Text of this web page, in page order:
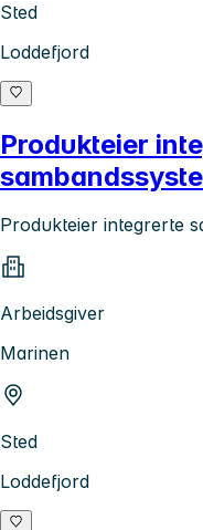
Sted
Loddefjord
Produkteier
Produkteier integrerte
Arbeidsgiver
Marinen
Sted
Loddefjord